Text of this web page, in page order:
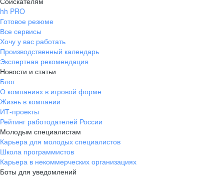
hh PRO
Готовое резюме
Все сервисы
Хочу у вас работать
Производственный календарь
Экспертная рекомендация
Новости и статьи
Блог
О компаниях в игровой форме
Жизнь в компании
ИТ-проекты
Рейтинг работодателей России
Молодым специалистам
Карьера для молодых специалистов
Школа программистов
Карьера в некоммерческих организациях
Боты для уведомлений